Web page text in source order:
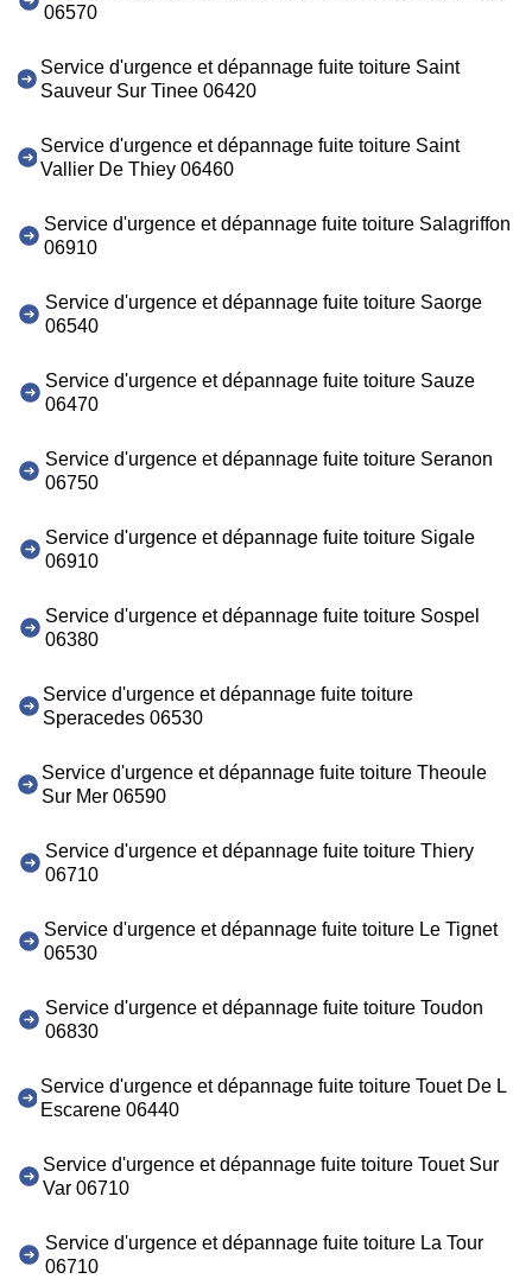
06570
Service d'urgence et dépannage fuite toiture Saint
Sauveur Sur Tinee 06420
Service d'urgence et dépannage fuite toiture Saint
Vallier De Thiey 06460
Service d'urgence et dépannage fuite toiture Salagriffon
06910
Service d'urgence et dépannage fuite toiture Saorge
06540
Service d'urgence et dépannage fuite toiture Sauze
06470
Service d'urgence et dépannage fuite toiture Seranon
06750
Service d'urgence et dépannage fuite toiture Sigale
06910
Service d'urgence et dépannage fuite toiture Sospel
06380
Service d'urgence et dépannage fuite toiture
Speracedes 06530
Service d'urgence et dépannage fuite toiture Theoule
Sur Mer 06590
Service d'urgence et dépannage fuite toiture Thiery
06710
Service d'urgence et dépannage fuite toiture Le Tignet
06530
Service d'urgence et dépannage fuite toiture Toudon
06830
Service d'urgence et dépannage fuite toiture Touet De L
Escarene 06440
Service d'urgence et dépannage fuite toiture Touet Sur
Var 06710
Service d'urgence et dépannage fuite toiture La Tour
06710